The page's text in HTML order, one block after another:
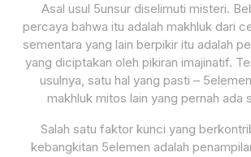
Asal usul 5unsur diselimuti misteri.
percaya bahwa itu adalah makhluk dari
sementara yang lain berpikir itu adalah
yang diciptakan oleh pikiran imajinatif.
usulnya, satu hal yang pasti –
makhluk mitos lain yang pernah ada
Salah satu faktor kunci yang
kebangkitan 5elemen adalah